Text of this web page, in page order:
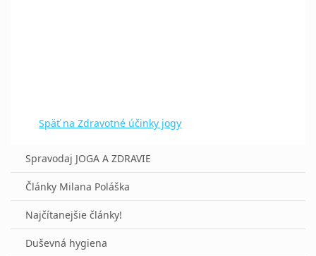
Späť na Zdravotné účinky jogy
Spravodaj JOGA A ZDRAVIE
Články Milana Poláška
Najčítanejšie články!
Duševná hygiena